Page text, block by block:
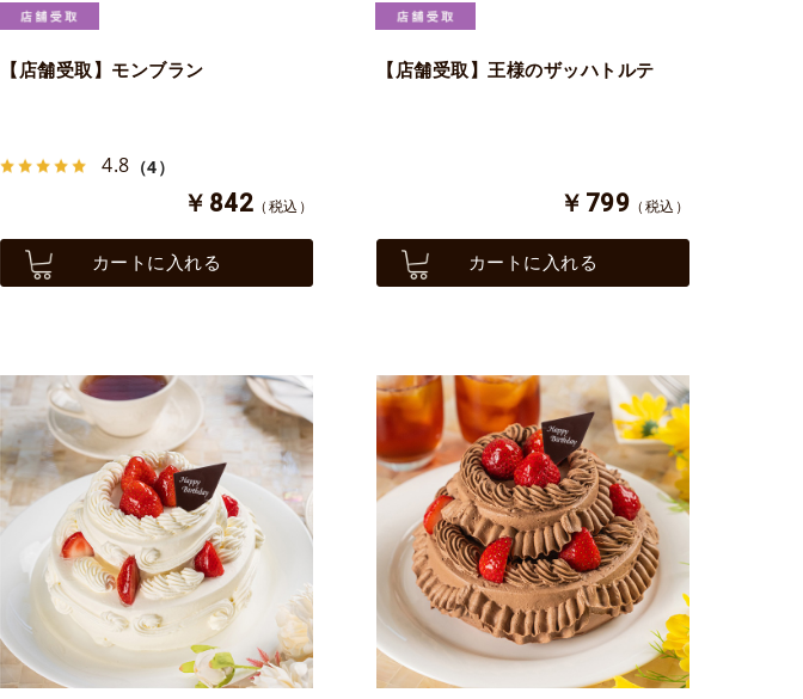
【店舗受取】モンブラン
4.8 （4）
￥842 （税込）
カートに入れる
【店舗受取】王様のザッハトルテ
￥799 （税込）
カートに入れる